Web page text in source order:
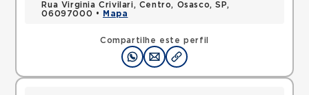
Compartilhe este perfil
Rua Virginia Crivilari, Centro, Osasco, SP,
06097000 •
Mapa